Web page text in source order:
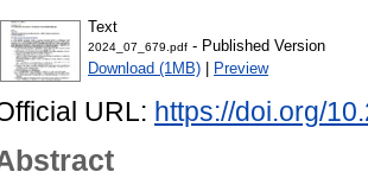
Text
2024_07_679.pdf - Published Version
Download (1MB)
Preview
URL: https://doi.org/